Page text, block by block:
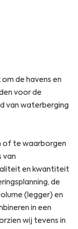
de havens en
voor de
van waterberging
of te waarborgen
van
en kwantiteit
de
(legger) en
in een
wij tevens in